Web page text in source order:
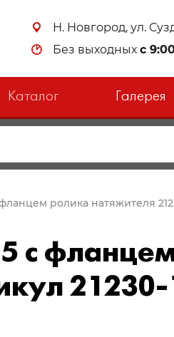
Н. Новгород, ул.
Без выходных с
Каталог Галерея
ролика натяжителя
с